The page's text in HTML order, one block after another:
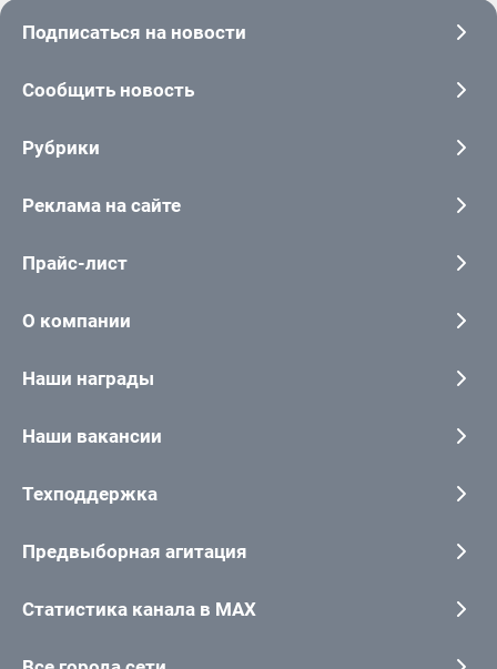
Подписаться на новости
Сообщить новость
Рубрики
Реклама на сайте
Прайс-лист
О компании
Наши награды
Наши вакансии
Техподдержка
Предвыборная агитация
Статистика канала в MAX